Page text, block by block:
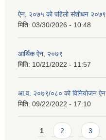
ऐन, २०७५ को पहिलो संशोधन २०७९
मिति: 03/30/2026 - 10:48
आर्थिक ऐन, २०७९
मिति: 10/21/2022 - 11:57
आ.व. २०७९/०८० को विनियोजन ऐन
मिति: 09/22/2022 - 17:10
Pages
1 2 3